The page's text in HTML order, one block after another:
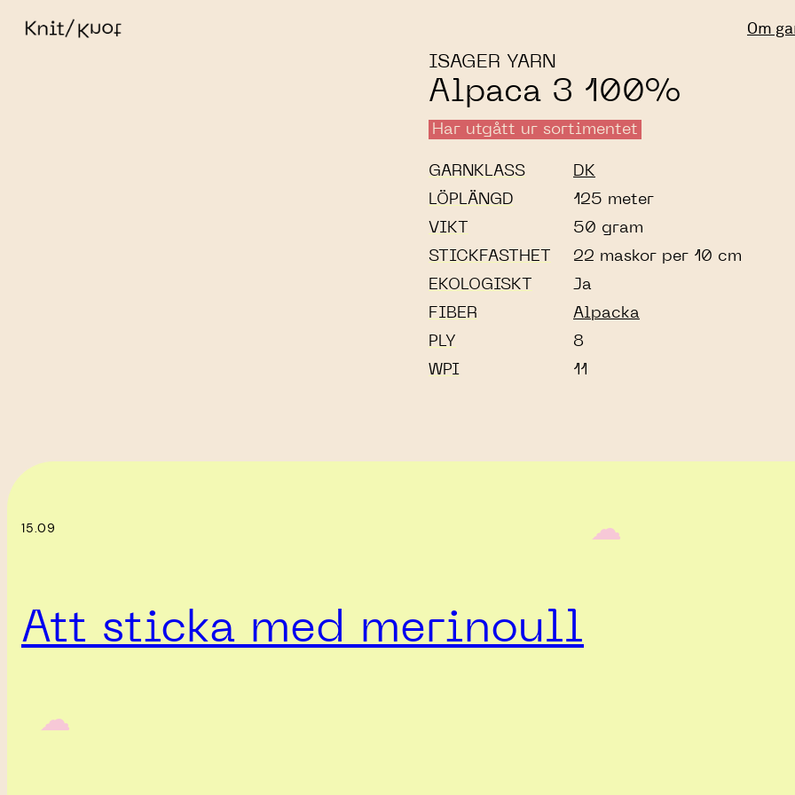
Om
ISAGER YARN
Alpaca 3 100%
Har utgått ur sortimentet
GARNKLASS
DK
LÖPLÄNGD
125 meter
VIKT
50 gram
STICKFASTHET
22 maskor per 10 cm
EKOLOGISKT
Ja
FIBER
Alpacka
PLY
8
WPI
11
15.09 ‎ ‎‎ ☁︎‎‎
Att sticka med merinoull
‎ ‎‎ ☁︎‎‎